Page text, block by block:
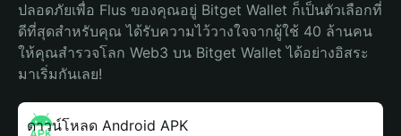
ปลอดภัยเพื่อ Flus ของคุณอยู่ Bitget Wallet ก็เป็นตัวเลือกที่
ดีที่สุดสำหรับคุณ ได้รับความไว้วางใจจากผู้ใช้ 40 ล้านคน
ให้คุณสำรวจโลก Web3 บน Bitget Wallet ได้อย่างอิสระ
มาเริ่มกันเลย!
ดาวน์โหลด Android APK